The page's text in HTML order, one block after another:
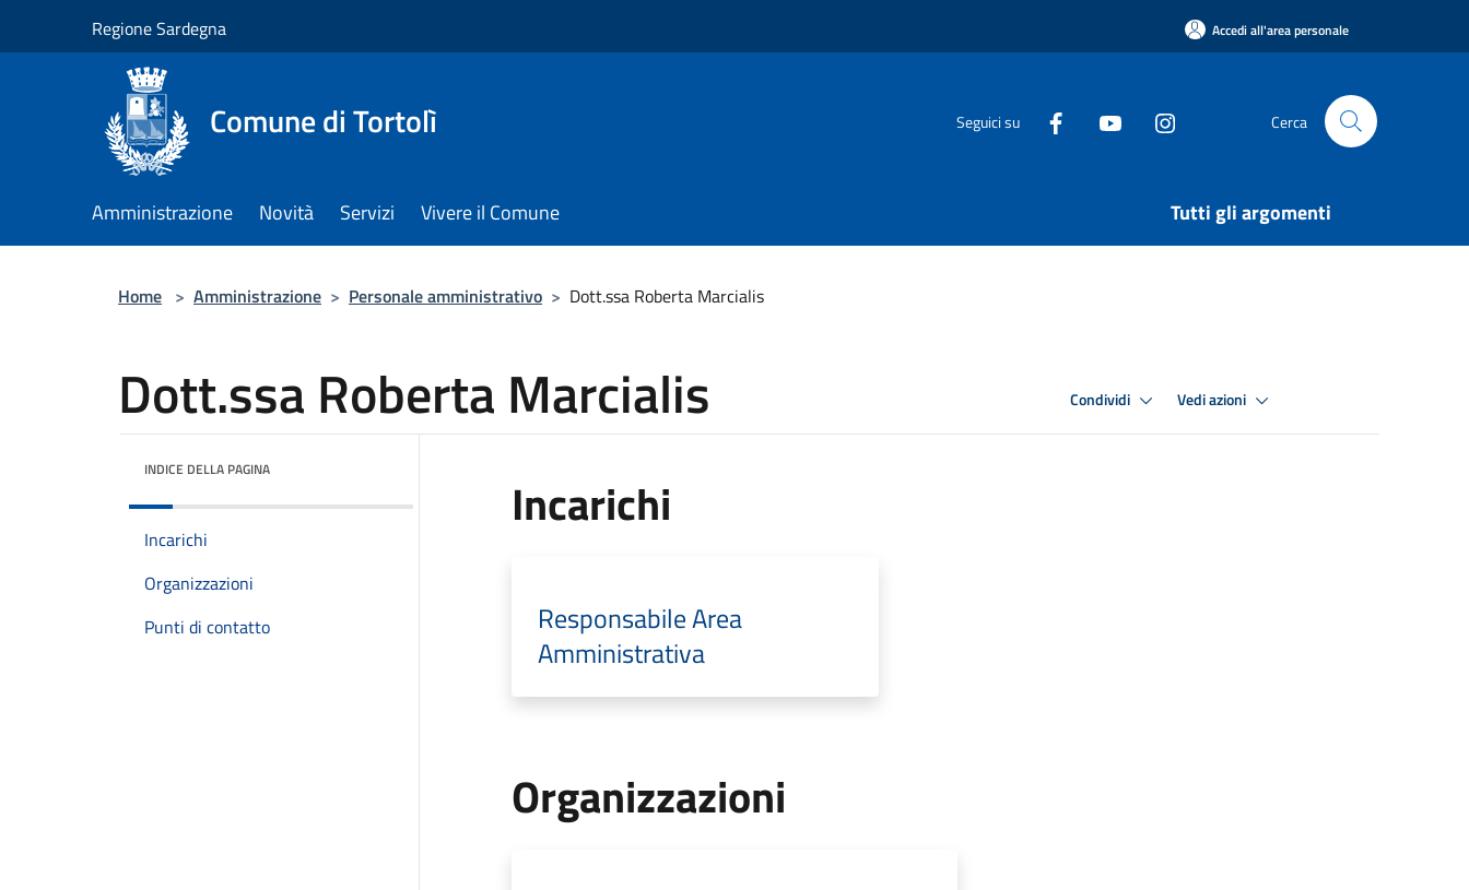
Regione Sardegna Accedi all'area personale
Comune di Tortolì Seguici su Cerca
Amministrazione Novità Servizi Vivere il Comune Tutti gli argomenti
Home > Amministrazione > Personale amministrativo > Dott.ssa Roberta Marcialis
Dott.ssa Roberta Marcialis Condividi Vedi azioni
INDICE DELLA PAGINA
Incarichi
Organizzazioni
Punti di contatto
Incarichi
Responsabile Area
Amministrativa
Organizzazioni